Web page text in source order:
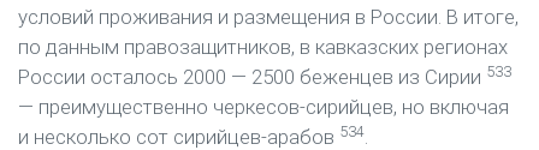
условий проживания и размещения в России. В итоге,
по данным правозащитников, в кавказских регионах
России осталось 2000 — 2500 беженцев из Сирии 533
— преимущественно черкесов-сирийцев, но включая
и несколько сот сирийцев-арабов 534.